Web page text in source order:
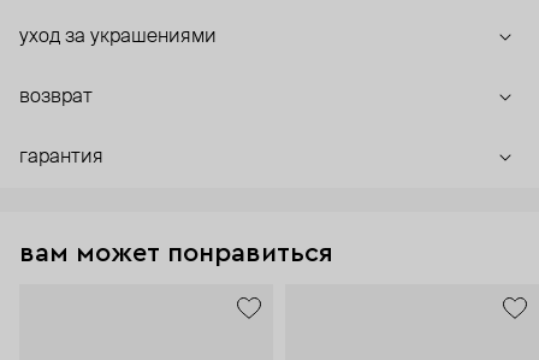
уход за украшениями
возврат
гарантия
вам может понравиться